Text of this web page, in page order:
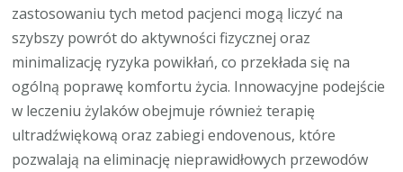
zastosowaniu tych metod pacjenci mogą liczyć na
szybszy powrót do aktywności fizycznej oraz
minimalizację ryzyka powikłań, co przekłada się na
ogólną poprawę komfortu życia. Innowacyjne podejście
w leczeniu żylaków obejmuje również terapię
ultradźwiękową oraz zabiegi endovenous, które
pozwalają na eliminację nieprawidłowych przewodów